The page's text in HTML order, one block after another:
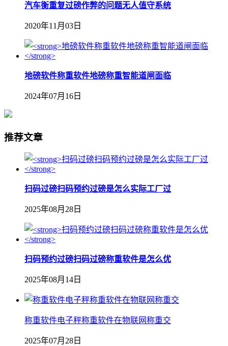
汽车衡重复过磅作弊的问题无人值守系统
2020年11月03日
地磅软件称重软件地磅称重智能道闸面临
2024年07月16日
推荐文章
扫码过磅扫码预约过磅是怎么实际工厂过
2025年08月28日
扫码预约过磅扫码过磅称重软件是怎么优
2025年08月14日
称重软件电子秤称重软件在物联网称重交
2025年07月28日